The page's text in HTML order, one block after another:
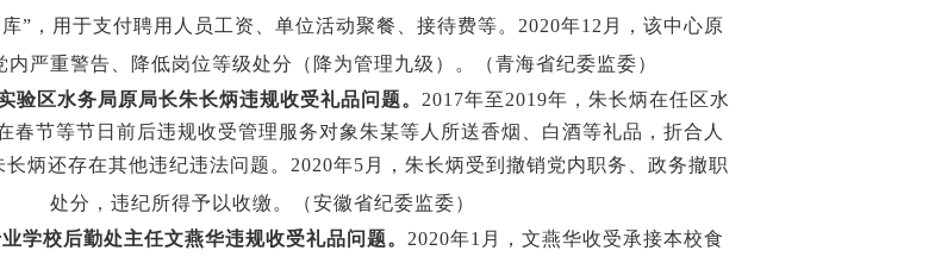
”，用于支付聘用人员工资、单位活动聚餐、接待费等。 2020年12 月，该中心原
内严重警告、降低岗位等级处分（降为管理九级）。（青海省纪委监委）
验区水务局原局长朱长炳违规收受礼品问题。 2017年至2019年，朱长炳在任区水
春节等节日前后违规收受管理服务对象朱某等人所送香烟、白酒等礼品，折合人
长炳还存在其他违纪违法问题。 2020年5 月，朱长炳受到撤销党内职务、政务撤职
处分，违纪所得予以收缴。（安徽省纪委监委）
学校后勤处主任文燕华违规收受礼品问题。 2020年1 月，文燕华收受承接本校食